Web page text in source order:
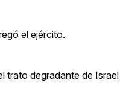
el ejército.
degradante de